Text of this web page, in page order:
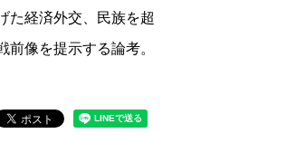
た経済外交、民族を超
像を提示する論考。